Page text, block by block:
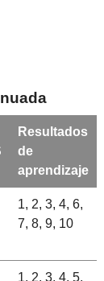
Resultados
de
aprendizaje
1, 2, 3, 4, 6,
7, 8, 9, 10
1, 2, 3, 4, 5,